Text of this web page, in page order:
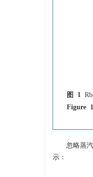
图 1
Figure
忽略蒸
示：